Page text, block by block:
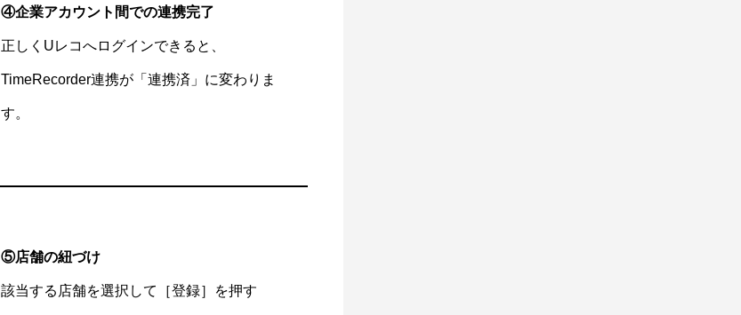
④企業アカウント間での連携完了
正しくUレコへログインできると、
TimeRecorder連携が「連携済」に変わりま
す。
⑤店舗の紐づけ
該当する店舗を選択して［登録］を押す